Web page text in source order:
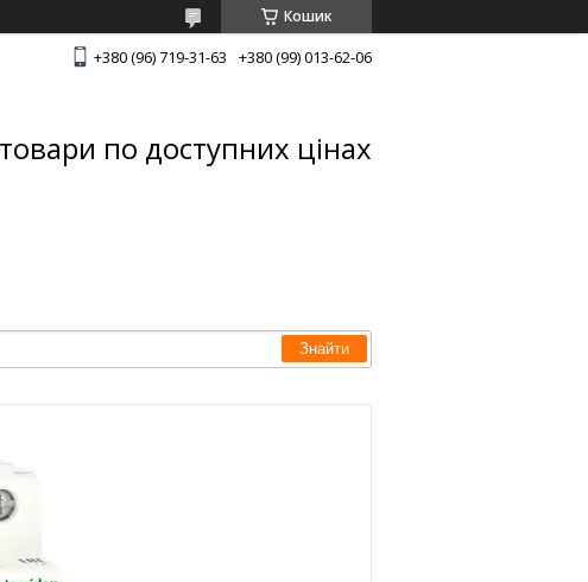
Кошик
+380 (96) 719-31-63 +380 (99) 013-62-06
по доступних цінах
Знайти